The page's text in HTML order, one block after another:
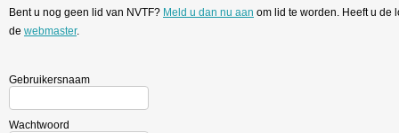
Bent u nog geen lid van NVTF? Meld u dan nu aan om lid te worden. Heeft u de
de webmaster.
Gebruikersnaam
Wachtwoord